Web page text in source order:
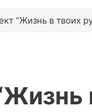
“Жизнь в твоих